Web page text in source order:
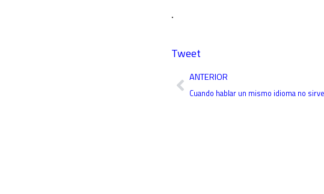
.
Tweet
AntANTERIOR
Cuando hablar un mismo idioma no